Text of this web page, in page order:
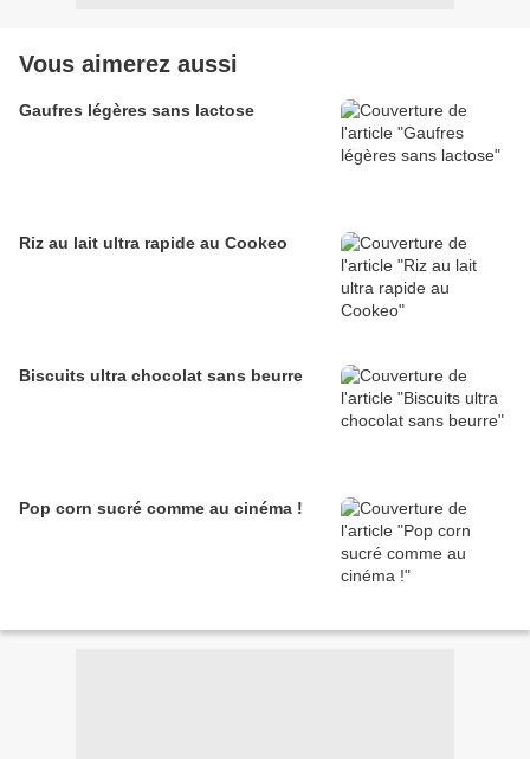
Vous aimerez aussi
Gaufres légères sans lactose
Riz au lait ultra rapide au Cookeo
Biscuits ultra chocolat sans beurre
Pop corn sucré comme au cinéma !